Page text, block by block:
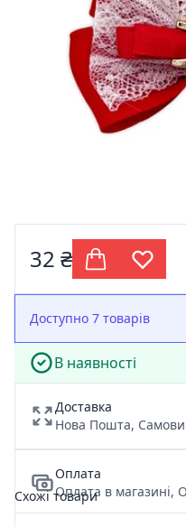
32 ₴
Доступно 7 товарів
В наявності
Доставка
Нова Пошта,
Оплата
Оплата в магазині,
Схожі товари